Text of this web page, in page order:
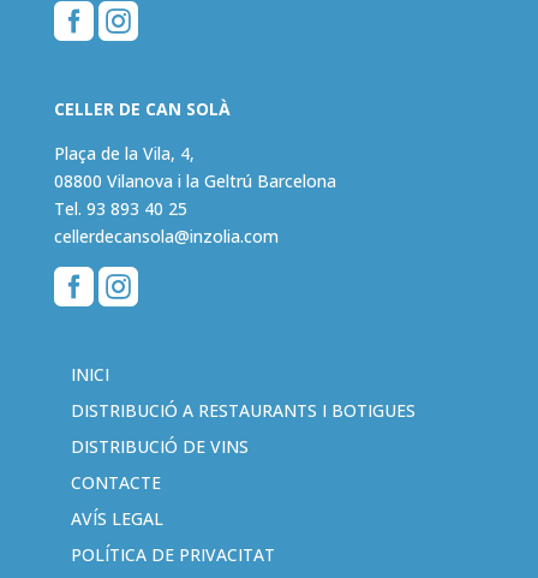

CELLER DE CAN SOLÀ
Plaça de la Vila, 4,
08800 Vilanova i la Geltrú Barcelona
Tel. 93 893 40 25
cellerdecansola@inzolia.com
 
INICI
DISTRIBUCIÓ A RESTAURANTS I BOTIGUES
DISTRIBUCIÓ DE VINS
CONTACTE
AVÍS LEGAL
POLÍTICA DE PRIVACITAT